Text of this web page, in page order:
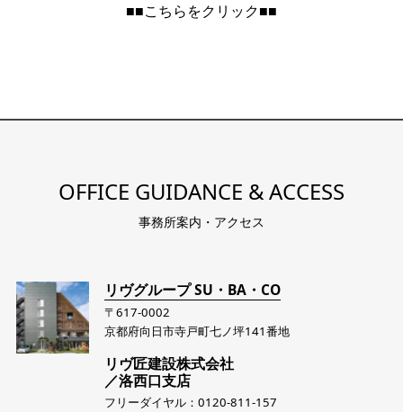
■■こちらをクリック■■
OFFICE GUIDANCE & ACCESS
事務所案内・アクセス
リヴグループ SU・BA・CO
〒617-0002
京都府向日市寺戸町七ノ坪141番地
リヴ匠建設株式会社
／洛西口支店
フリーダイヤル：0120-811-157